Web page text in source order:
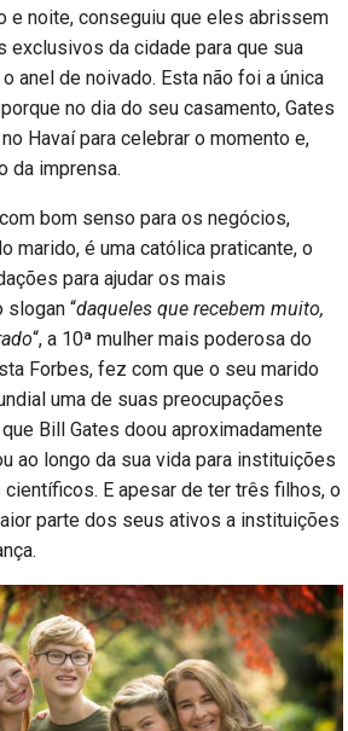
e noite, conseguiu que eles abrissem
exclusivos da cidade para que sua
anel de noivado. Esta não foi a única
no dia do seu casamento, Gates
Havaí para celebrar o momento e,
da imprensa.
bom senso para os negócios,
marido, é uma católica praticante, o
para ajudar os mais
“daqueles que recebem muito,
“, a 10ª mulher mais poderosa do
Forbes, fez com que o seu marido
uma de suas preocupações
Bill Gates doou aproximadamente
ao longo da sua vida para instituições
E apesar de ter três filhos, o
parte dos seus ativos a instituições